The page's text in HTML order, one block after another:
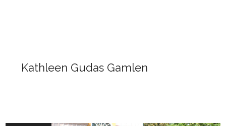
Kathleen Gudas Gamlen